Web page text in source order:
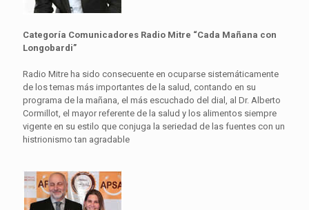
Categoría Comunicadores Radio Mitre “Cada Mañana con
Longobardi”
Radio Mitre ha sido consecuente en ocuparse sistemáticamente
de los temas más importantes de la salud, contando en su
programa de la mañana, el más escuchado del dial, al Dr. Alberto
Cormillot, el mayor referente de la salud y los alimentos siempre
vigente en su estilo que conjuga la seriedad de las fuentes con un
histrionismo tan agradable